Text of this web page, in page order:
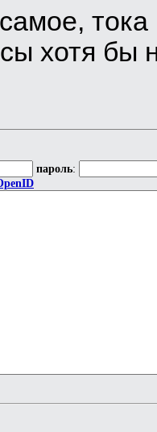
хотя бы
пароль: